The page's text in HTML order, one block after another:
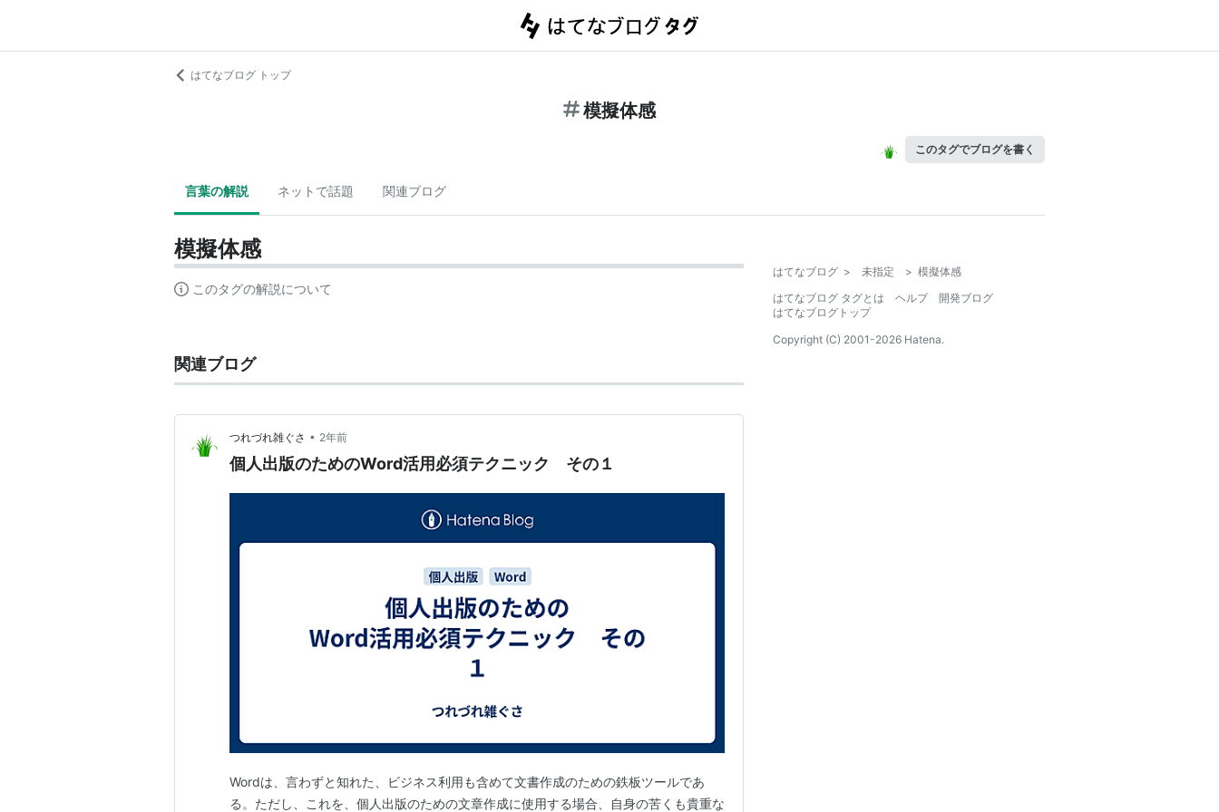
はてなブログ トップ
模擬体感
このタグでブログを書く
言葉の解説 ネットで話題 関連ブログ
模擬体感
このタグの解説について
関連ブログ
つれづれ雑ぐさ • 2年前
個人出版のためのWord活用必須テクニック その１
Wordは、言わずと知れた、ビジネス利用も含めて文書作成のための鉄板ツールであ
る。ただし、これを、個人出版のための文章作成に使用する場合、自身の苦くも貴重な
はてなブログ > 未指定 > 模擬体感
はてなブログ タグとは
ヘルプ
開発ブログ
はてなブログトップ
Copyright (C) 2001-2026 Hatena.